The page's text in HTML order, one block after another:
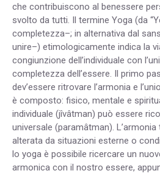
che contribuiscono al benessere
svolto da tutti. Il termine Yoga (da
completezza–; in alternativa dal
unire–) etimologicamente indica la
congiunzione dell’individuale con
completezza dell’essere. Il primo
dev’essere ritrovare l’armonia e
è composto: fisico, mentale e
individuale (jîvâtman) può essere
universale (paramâtman).
alterata da situazioni esterne o
lo yoga è possibile ricercare un
armonica con il nostro essere,